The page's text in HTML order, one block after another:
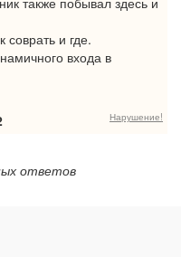
соврать и где.
входа в
Нарушение!
ответов